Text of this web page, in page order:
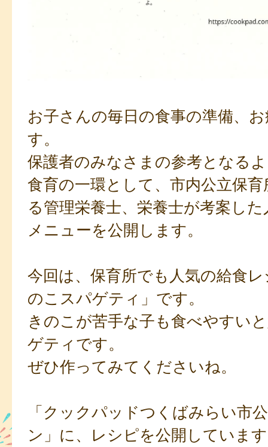
お子さんの毎日の食事の準備、
す。
保護者のみなさまの参考となる
食育の一環として、市内公立保
る管理栄養士、栄養士が考案し
メニューを公開します。
今回は、保育所でも人気の給食
のこスパゲティ」です。
きのこが苦手な子も食べやすい
ゲティです。
ぜひ作ってみてくださいね。
「クックパッドつくばみらい市
ン」に、レシピを公開していま